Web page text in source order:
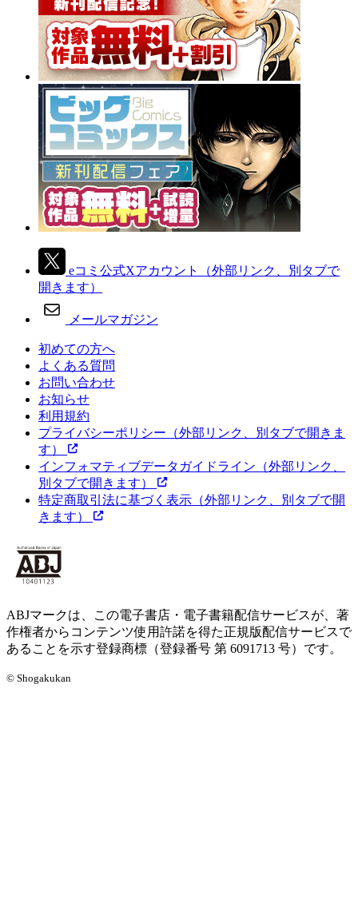
eコミ公式Xアカウント
（外部リンク、別タブで
開きます）
メールマガジン
初めての方へ
よくある質問
お問い合わせ
お知らせ
利用規約
プライバシーポリシー （外部リンク、別タブで開きま
す）
インフォマティブデータガイドライン （外部リンク、
別タブで開きます）
特定商取引法に基づく表示 （外部リンク、別タブで開
きます）
ABJマークは、この電子書店・電子書籍配信サービスが、著
作権者からコンテンツ使用許諾を得た正規版配信サービスで
あることを示す登録商標（登録番号 第 6091713 号）です。
© Shogakukan